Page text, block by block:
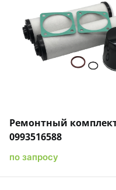
Быстрый просмотрДобавить к
Ремонтный
0993516588
по запросу